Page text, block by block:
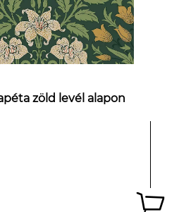
zöld levél alapon